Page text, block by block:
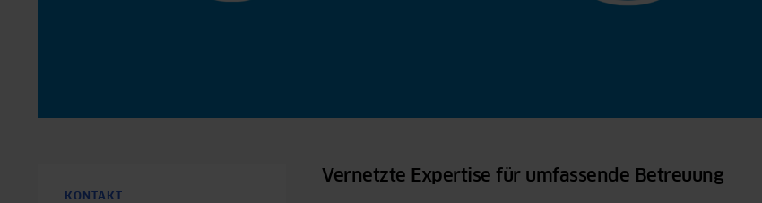
KONTAKT
Vernetzte Expertise für umfassende Betreuung